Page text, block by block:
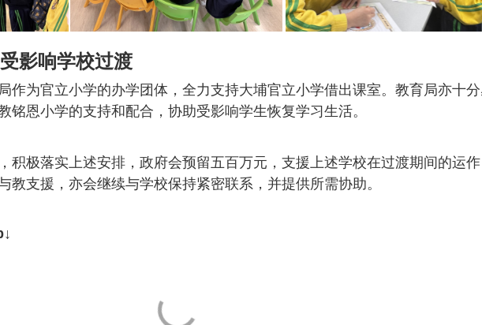
影响学校过渡
作为官立小学的办学团体，全力支持大埔官立小学借出课室。教育局亦十
铭恩小学的支持和配合，协助受影响学生恢复学习生活。
积极落实上述安排，政府会预留五百万元，支援上述学校在过渡期间的运
教支援，亦会继续与学校保持紧密联系，并提供所需协助。